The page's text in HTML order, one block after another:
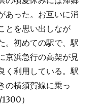
あった。お互いに消
とを思い出しなが
。初めての駅で、駅
京浜急行の高架が見
く利用している。駅
の横須賀線に乗っ
）